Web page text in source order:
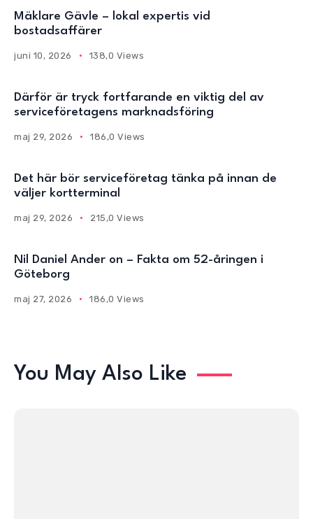
Mäklare Gävle – lokal expertis vid
bostadsaffärer
juni 10, 2026 138,0 Views
Därför är tryck fortfarande en viktig del av
serviceföretagens marknadsföring
maj 29, 2026 186,0 Views
Det här bör serviceföretag tänka på innan de
väljer kortterminal
maj 29, 2026 215,0 Views
Nil Daniel Ander on – Fakta om 52-åringen i
Göteborg
maj 27, 2026 186,0 Views
You May Also Like